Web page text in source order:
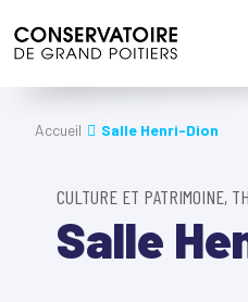
Accueil Salle Henri-Dion
CULTURE ET PATRIMOINE,
Salle